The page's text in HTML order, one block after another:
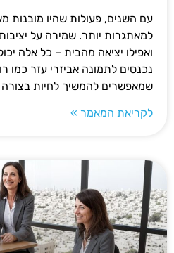
עם השנים, פעולות שהיו מובנות
למאתגרות יותר. שמירה על
ואפילו יציאה מהבית – כל אלה
נכנסים לתמונה אביזרי עזר כמו
שמאפשרים להמשיך לחיות בצורה
לקריאת המאמר »